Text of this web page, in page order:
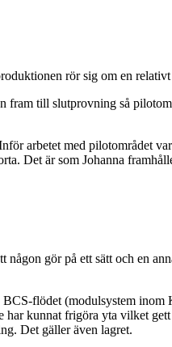
rör sig om en
fram till slutprovning så
arbetet med pilotområdet
Det är som Johanna
gör på ett sätt och en
flödet (modulsystem
har kunnat frigöra yta vilket
Det gäller även lagret.